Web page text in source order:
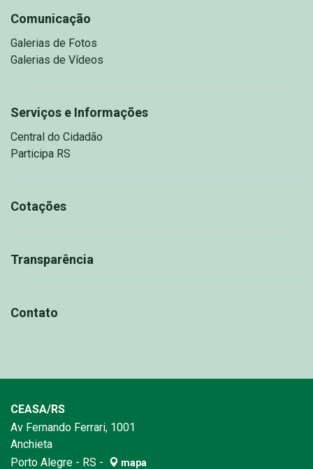
Comunicação
Galerias de Fotos
Galerias de Vídeos
Serviços e Informações
Central do Cidadão
Participa RS
Cotações
Transparência
Contato
CEASA/RS
Av Fernando Ferrari, 1001
Anchieta
Porto Alegre - RS -
mapa